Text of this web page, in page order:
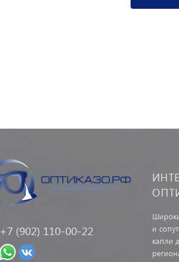
+7 (902) 110-00-22
и
капли